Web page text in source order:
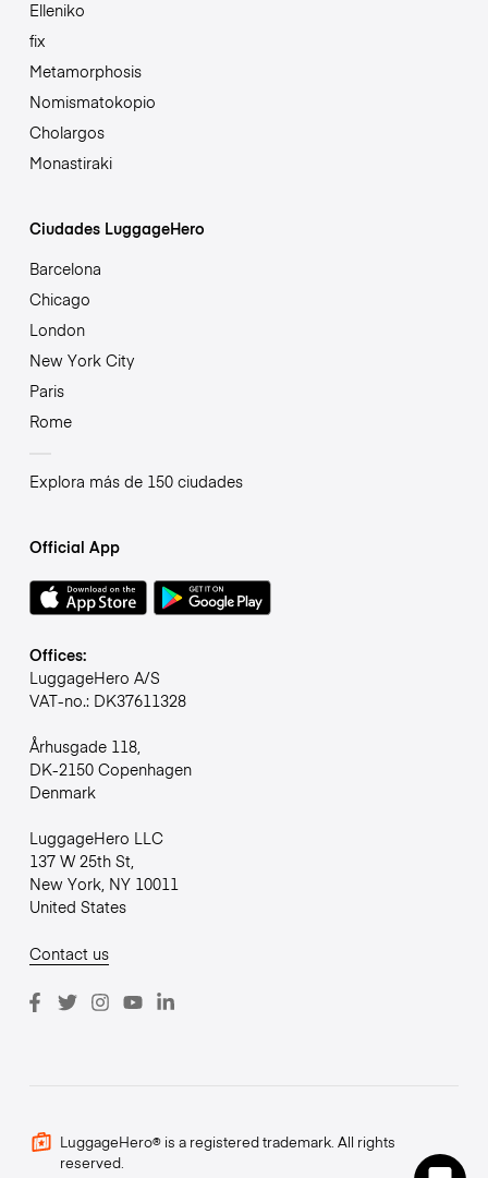
Elleniko
fix
Metamorphosis
Nomismatokopio
Cholargos
Monastiraki
Ciudades LuggageHero
Barcelona
Chicago
London
New York City
Paris
Rome
Explora más de 150 ciudades
Official App
Offices:
LuggageHero A/S
VAT-no.: DK37611328
Århusgade 118,
DK-2150 Copenhagen
Denmark
LuggageHero LLC
137 W 25th St,
New York, NY 10011
United States
Contact us
LuggageHero® is a registered trademark. All rights
reserved.